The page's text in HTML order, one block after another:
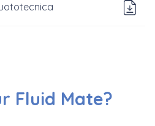
Fluid Mate?